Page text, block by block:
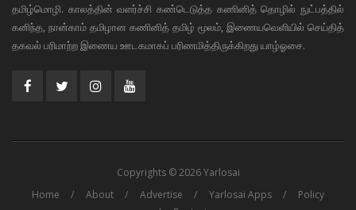
தமிழ்மொழி. காலத்தின் வளர்ச்சி கண்டெடுத்த கணினித் தொழில் நுட்பத்தில்
கனிந்த, நான்காம் தமிழான கணினித் தமிழ் மூலம், இணையவெளியில் செய்தித்
தகவல் பரிமாற்ற இணைய ஊடகமாகப் பரிணமித்திருக்கிறது யாழ்ஓசை.
Copyrights © 2026 Yarlosai
Home
About Advertise Yarlosai Apps
Policy